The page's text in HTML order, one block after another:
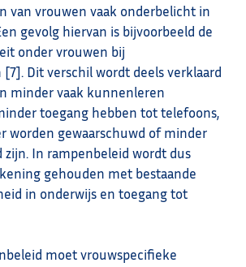
van vrouwen vaak onderbelicht in
gevolg hiervan is bijvoorbeeld de
onder vrouwen bij
Dit verschil wordt deels verklaard
minder vaak kunnenleren
toegang hebben tot telefoons,
worden gewaarschuwd of minder
zijn. In rampenbeleid wordt dus
gehouden met bestaande
in onderwijs en toegang tot
moet vrouwspecifieke